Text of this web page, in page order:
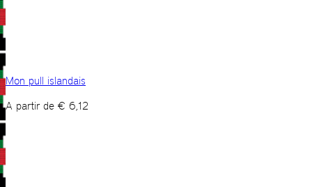
Mon pull islandais
A partir de € 6,12